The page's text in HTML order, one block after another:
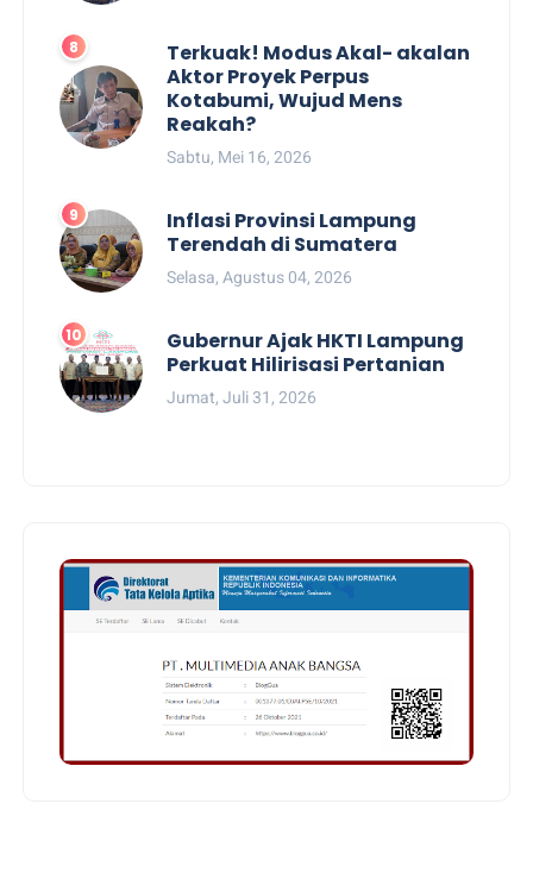
Terkuak! Modus Akal- akalan
Aktor Proyek Perpus
Kotabumi, Wujud Mens
Reakah?
Sabtu, Mei 16, 2026
Inflasi Provinsi Lampung
Terendah di Sumatera
Selasa, Agustus 04, 2026
Gubernur Ajak HKTI Lampung
Perkuat Hilirisasi Pertanian
Jumat, Juli 31, 2026